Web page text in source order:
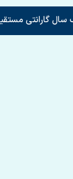
گارانتی